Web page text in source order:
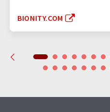
BIONITY.COM